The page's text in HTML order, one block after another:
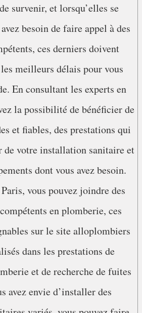
survenir, et lorsqu’elles se
besoin de faire appel à des
ces derniers doivent
meilleurs délais pour vous
En consultant les experts en
la possibilité de bénéficier de
et fiables, des prestations qui
de votre installation sanitaire et
dont vous avez besoin.
vous pouvez joindre des
en plomberie, ces
sur le site alloplombiers
dans les prestations de
et de recherche de fuites
avez envie d’installer des